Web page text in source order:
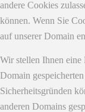
andere Cookies
können. Wenn Sie
auf unserer Domain
Wir stellen Ihnen
Domain
Sicherheitsgründen
anderen Domains